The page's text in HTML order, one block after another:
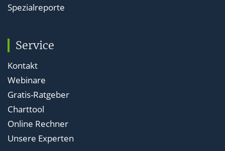
Spezialreporte
Service
Kontakt
Webinare
Gratis-Ratgeber
Charttool
Online Rechner
Unsere Experten